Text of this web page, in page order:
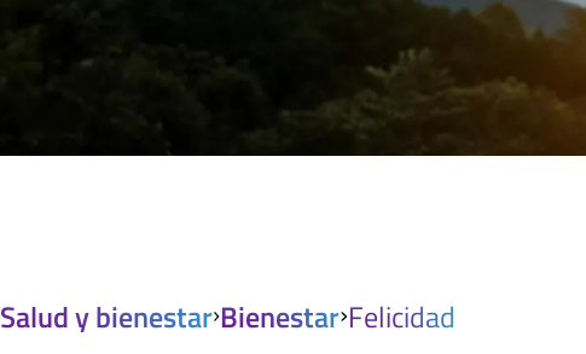
Salud y bienestarBienestar Felicidad